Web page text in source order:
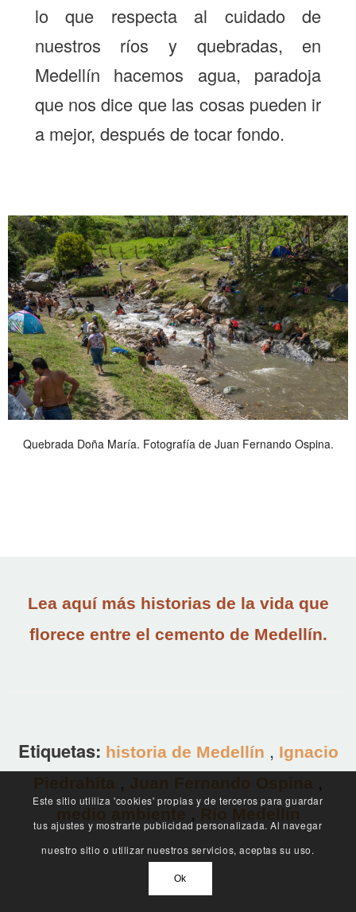
lo que respecta al cuidado de
nuestros ríos y quebradas, en
Medellín hacemos agua, paradoja
que nos dice que las cosas pueden ir
a mejor, después de tocar fondo.
Quebrada Doña María. Fotografía de Juan Fernando Ospina.
Lea aquí más historias de la vida que
florece entre el cemento de Medellín.
Etiquetas: historia de Medellín , Ignacio
, ,
,
Este sitio utliliza 'cookies' propias y de terceros para guardar
tus ajustes y mostrarte publicidad personalizada. Al navegar
nuestro sitio o utilizar nuestros servicios, aceptas su uso.
Ok